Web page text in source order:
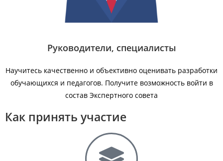
Руководители, специалисты
Научитесь качественно и объективно оценивать разработки
обучающихся и педагогов. Получите возможность войти в
состав Экспертного совета
Как принять участие